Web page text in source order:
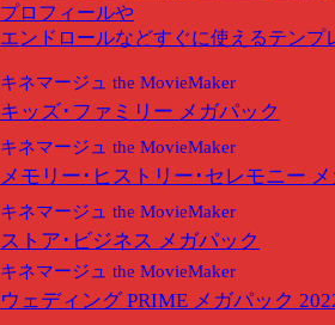
プロフィールや
エンドロールなどすぐに使えるテンプ
キネマージュ the MovieMaker
キッズ･ファミリー メガパック
キネマージュ the MovieMaker
メモリー･ヒストリー･セレモニー
キネマージュ the MovieMaker
ストア･ビジネス メガパック
キネマージュ the MovieMaker
ウェディング PRIME メガパック